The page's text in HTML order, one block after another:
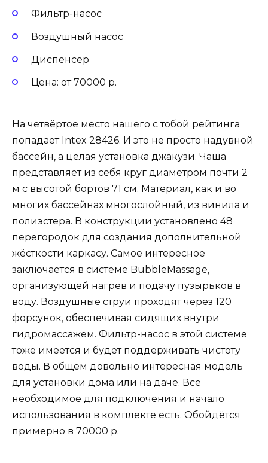
Фильтр-насос
Воздушный насос
Диспенсер
Цена: от 70000 р.
На четвёртое место нашего с тобой рейтинга
попадает Intex 28426. И это не просто надувной
бассейн, а целая установка джакузи. Чаша
представляет из себя круг диаметром почти 2
м с высотой бортов 71 см. Материал, как и во
многих бассейнах многослойный, из винила и
полиэстера. В конструкции установлено 48
перегородок для создания дополнительной
жёсткости каркасу. Самое интересное
заключается в системе BubbleMassage,
организующей нагрев и подачу пузырьков в
воду. Воздушные струи проходят через 120
форсунок, обеспечивая сидящих внутри
гидромассажем. Фильтр-насос в этой системе
тоже имеется и будет поддерживать чистоту
воды. В общем довольно интересная модель
для установки дома или на даче. Всё
необходимое для подключения и начало
использования в комплекте есть. Обойдётся
примерно в 70000 р.